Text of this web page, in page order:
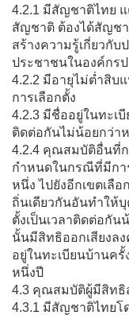
4.2.1 มีสัญชาติไทย
สัญชาติ ต้องได้สัญชา
สร้างความรู้เกี่ยวกั
ประชาชนในองค์กร
4.2.2 มีอายุไม่ต่ำสิ
การเลือกตั้ง
4.2.3 มีชื่ออยู่ในทะเบี
ติดต่อกันไม่น้อยกว่า
4.2.4 คุณสมบัติอื่นที่ก
กำหนดในกรณีที่มีกา
หนึ่ง ไปยังอีกเขตเลื
ถิ่นเดียวกันอันทำให้
ตั้งเป็นเวลาติดต่อกั
นั้นมีสิทธิออกเสียงล
อยู่ในทะเบียนบ้านครั้
หนึ่งปี
4.3 คุณสมบัติผู้มีสิทธิ
4.3.1 มีสัญชาติไทยโ